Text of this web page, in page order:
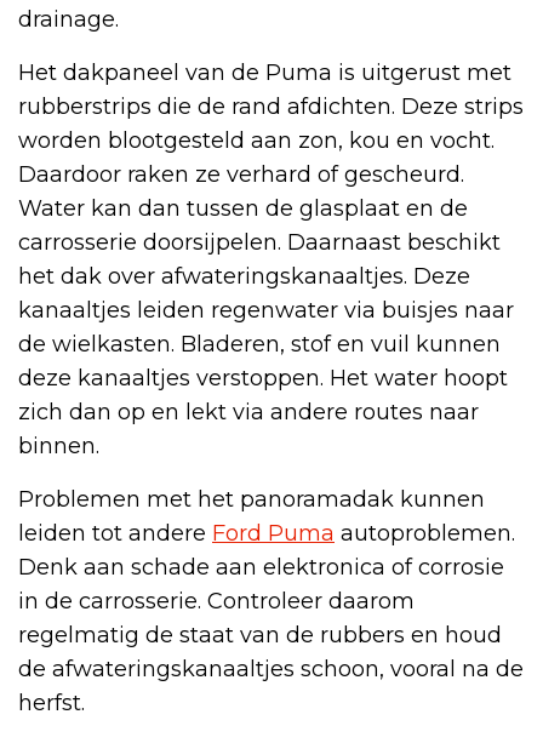
drainage.
Het dakpaneel van de Puma is uitgerust met
rubberstrips die de rand afdichten. Deze strips
worden blootgesteld aan zon, kou en vocht.
Daardoor raken ze verhard of gescheurd.
Water kan dan tussen de glasplaat en de
carrosserie doorsijpelen. Daarnaast beschikt
het dak over afwateringskanaaltjes. Deze
kanaaltjes leiden regenwater via buisjes naar
de wielkasten. Bladeren, stof en vuil kunnen
deze kanaaltjes verstoppen. Het water hoopt
zich dan op en lekt via andere routes naar
binnen.
Problemen met het panoramadak kunnen
leiden tot andere Ford Puma autoproblemen.
Denk aan schade aan elektronica of corrosie
in de carrosserie. Controleer daarom
regelmatig de staat van de rubbers en houd
de afwateringskanaaltjes schoon, vooral na de
herfst.